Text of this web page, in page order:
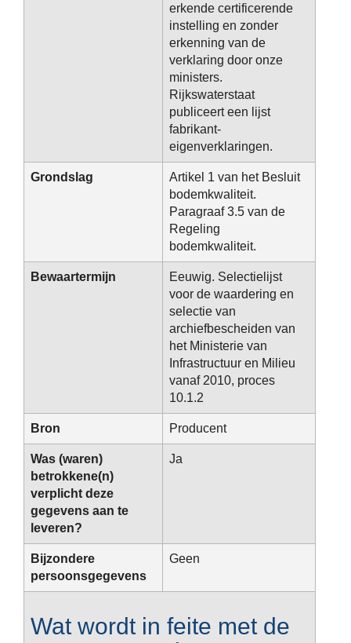
erkende certificerende
instelling en zonder
erkenning van de
verklaring door onze
ministers.
Rijkswaterstaat
publiceert een lijst
fabrikant-
eigenverklaringen.
Grondslag
Artikel 1 van het Besluit
bodemkwaliteit.
Paragraaf 3.5 van de
Regeling
bodemkwaliteit.
Bewaartermijn
Eeuwig. Selectielijst
voor de waardering en
selectie van
archiefbescheiden van
het Ministerie van
Infrastructuur en Milieu
vanaf 2010, proces
10.1.2
Bron Producent
Was (waren)
betrokkene(n)
verplicht deze
gegevens aan te
leveren?
Ja
Bijzondere
persoonsgegevens
Geen
Wat wordt in feite met de